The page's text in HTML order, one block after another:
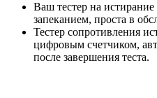
Ваш тестер на истирание
запеканием, проста в
Тестер сопротивления
цифровым счетчиком,
после завершения теста.